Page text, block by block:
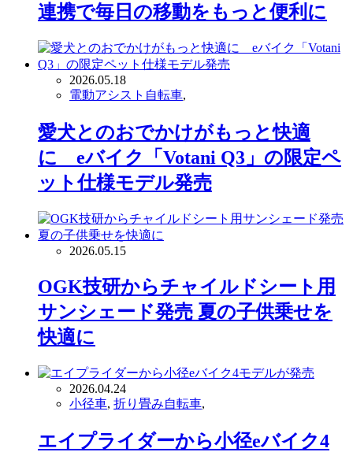
連携で毎日の移動をもっと便利に
2026.05.18
電動アシスト自転車,
愛犬とのおでかけがもっと快適
に eバイク「Votani Q3」の限定ペ
ット仕様モデル発売
2026.05.15
OGK技研からチャイルドシート用
サンシェード発売 夏の子供乗せを
快適に
2026.04.24
小径車, 折り畳み自転車,
エイプライダーから小径eバイク4